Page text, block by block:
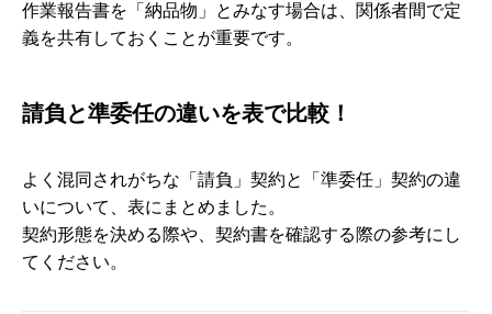
作業報告書を「納品物」とみなす場合は、関係者間で定
義を共有しておくことが重要です。
請負と準委任の違いを表で比較！
よく混同されがちな「請負」契約と「準委任」契約の違
いについて、表にまとめました。
契約形態を決める際や、契約書を確認する際の参考にし
てください。